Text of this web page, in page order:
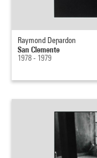
Raymond Depardon
San Clemente
1978 - 1979